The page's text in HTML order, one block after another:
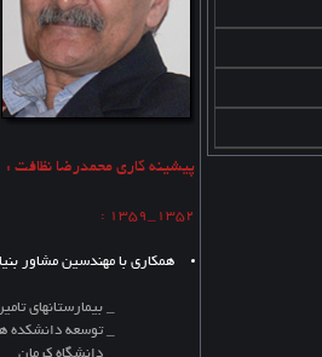
پیشینه کاری محمدرضا نظافت :
1352_1359 :
همکاری با مهندسین مشاور
_ بیمارستانهای تامین اجتماعی (25 شهریور
_ توسعه دانشکده های